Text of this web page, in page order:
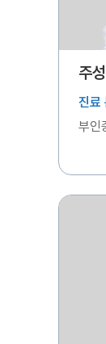
주
진료
부인